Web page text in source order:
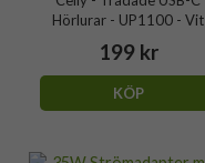
Hörlurar - UP1100 - Vit
199 kr
KÖP